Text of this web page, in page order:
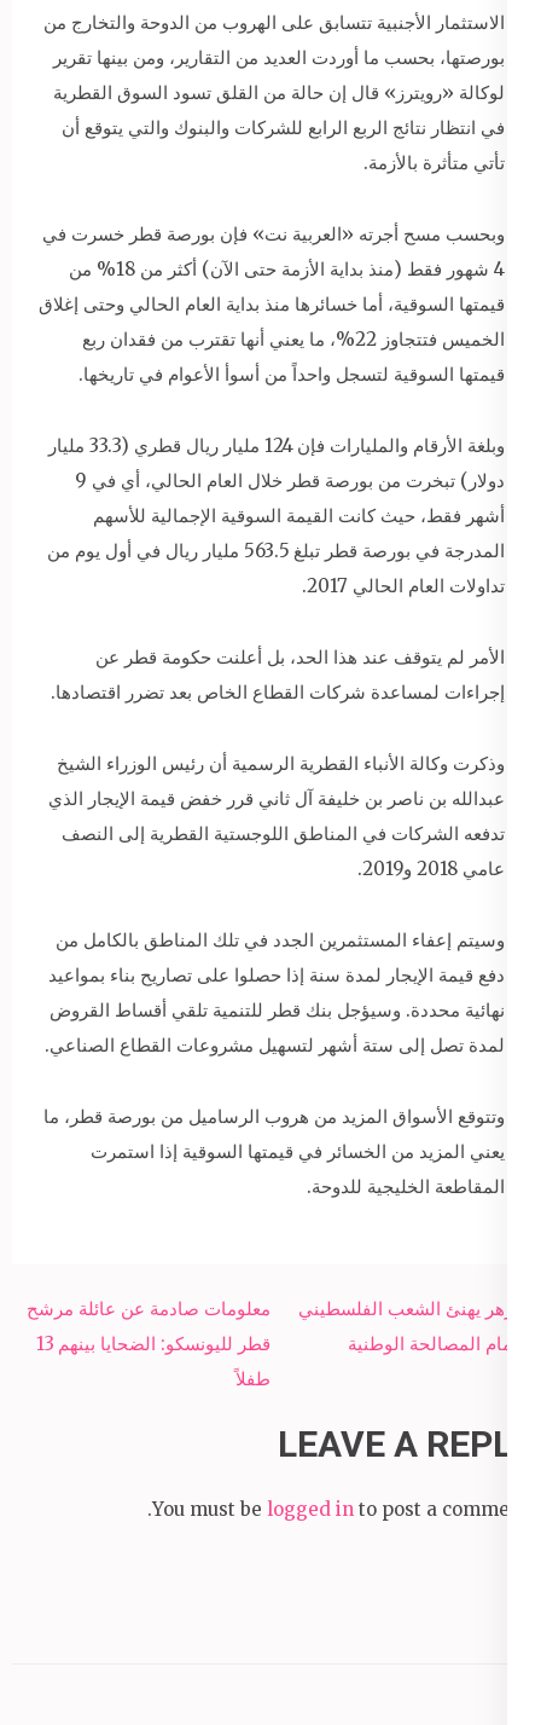
الاستثمار الأجنبية تتسابق على الهروب من الدوحة والتخارج من
بورصتها، بحسب ما أوردت العديد من التقارير، ومن بينها تقرير
لوكالة «رويترز» قال إن حالة من القلق تسود السوق القطرية
في انتظار نتائج الربع الرابع للشركات والبنوك والتي يتوقع أن
تأتي متأثرة بالأزمة.
وبحسب مسح أجرته «العربية نت» فإن بورصة قطر خسرت في
4 شهور فقط (منذ بداية الأزمة حتى الآن) أكثر من 18% من
قيمتها السوقية، أما خسائرها منذ بداية العام الحالي وحتى إغلاق
الخميس فتتجاوز 22%، ما يعني أنها تقترب من فقدان ربع
قيمتها السوقية لتسجل واحداً من أسوأ الأعوام في تاريخها.
وبلغة الأرقام والمليارات فإن 124 مليار ريال قطري (33.3 مليار
دولار) تبخرت من بورصة قطر خلال العام الحالي، أي في 9
أشهر فقط، حيث كانت القيمة السوقية الإجمالية للأسهم
المدرجة في بورصة قطر تبلغ 563.5 مليار ريال في أول يوم من
تداولات العام الحالي 2017.
الأمر لم يتوقف عند هذا الحد، بل أعلنت حكومة قطر عن
إجراءات لمساعدة شركات القطاع الخاص بعد تضرر اقتصادها.
وذكرت وكالة الأنباء القطرية الرسمية أن رئيس الوزراء الشيخ
عبدالله بن ناصر بن خليفة آل ثاني قرر خفض قيمة الإيجار الذي
تدفعه الشركات في المناطق اللوجستية القطرية إلى النصف
عامي 2018 و2019.
وسيتم إعفاء المستثمرين الجدد في تلك المناطق بالكامل من
دفع قيمة الإيجار لمدة سنة إذا حصلوا على تصاريح بناء بمواعيد
نهائية محددة. وسيؤجل بنك قطر للتنمية تلقي أقساط القروض
لمدة تصل إلى ستة أشهر لتسهيل مشروعات القطاع الصناعي.
وتتوقع الأسواق المزيد من هروب الرساميل من بورصة قطر، ما
يعني المزيد من الخسائر في قيمتها السوقية إذا استمرت
المقاطعة الخليجية للدوحة.
Post
navigation
معلومات صادمة عن عائلة مرشح
قطر لليونسكو: الضحايا بينهم 13
طفلاً
الأزهر يهنئ الشعب الفلسطيني
بإتمام المصالحة الوطنية
LEAVE A REPLY
You must be logged in to post a comment.